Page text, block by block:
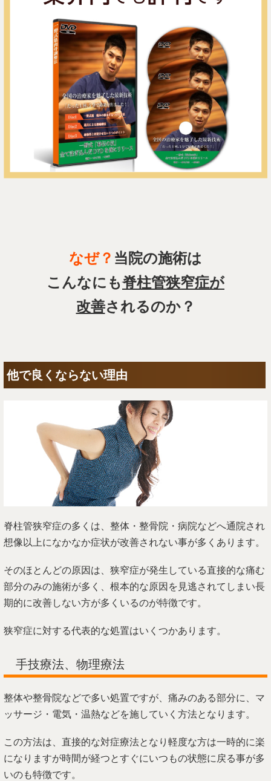
なぜ？ 当院の施術は
こんなにも脊柱管狭窄症が
改善されるのか？
他で良くならない理由
脊柱管狭窄症の多くは、整体・整骨院・病院などへ通院され
想像以上になかなか症状が改善されない事が多くあります。
そのほとんどの原因は、狭窄症が発生している直接的な痛む
部分のみの施術が多く、根本的な原因を見逃されてしまい長
期的に改善しない方が多くいるのが特徴です。
狭窄症に対する代表的な処置はいくつかあります。
手技療法、物理療法
整体や整骨院などで多い処置ですが、痛みのある部分に、マ
ッサージ・電気・温熱などを施していく方法となります。
この方法は、直接的な対症療法となり軽度な方は一時的に楽
になりますが時間が経つとすぐにいつもの状態に戻る事が多
いのも特徴です。